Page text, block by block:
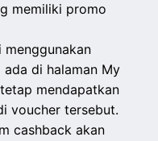
memiliki promo
di halaman My
mendapatkan
voucher tersebut.
cashback akan